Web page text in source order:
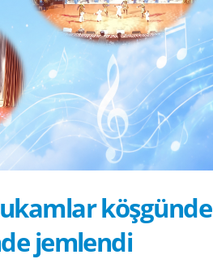
köşgünde
jemlendi